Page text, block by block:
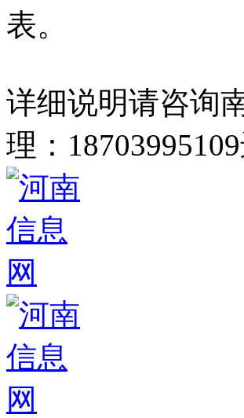
表。
详细说明请咨询
理：